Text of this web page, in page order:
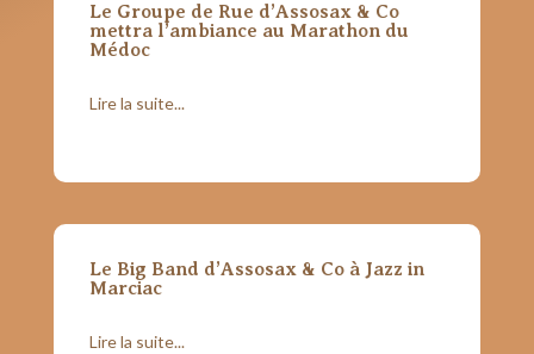
Le Groupe de Rue d’Assosax & Co
mettra l’ambiance au Marathon du
Médoc
Lire la suite...
Le Big Band d’Assosax & Co à Jazz in
Marciac
Lire la suite...